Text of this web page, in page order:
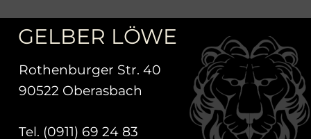
GELBER LÖWE
Rothenburger Str. 40
90522 Oberasbach
Tel. (0911) 69 24 83